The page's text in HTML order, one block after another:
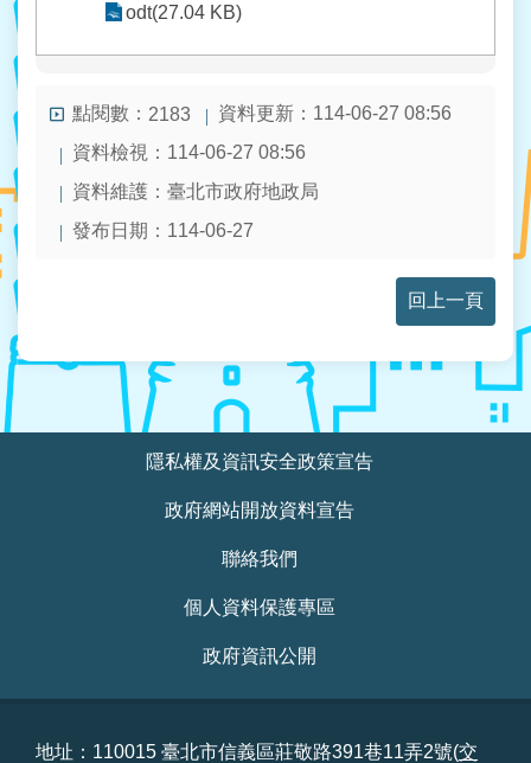
公
odt(27.04 KB)
點閱數： 2183
資料更新：114-06-27 08:56
資料檢視：114-06-27 08:56
資料維護：臺北市政府地政局
發布日期：114-06-27
回上一頁
隱私權及資訊安全政策宣告
政府網站開放資料宣告
聯絡我們
個人資料保護專區
政府資訊公開
地址：110015 臺北市信義區莊敬路391巷11弄2號(交